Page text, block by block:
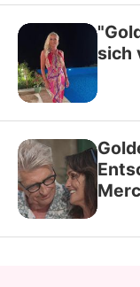
sich